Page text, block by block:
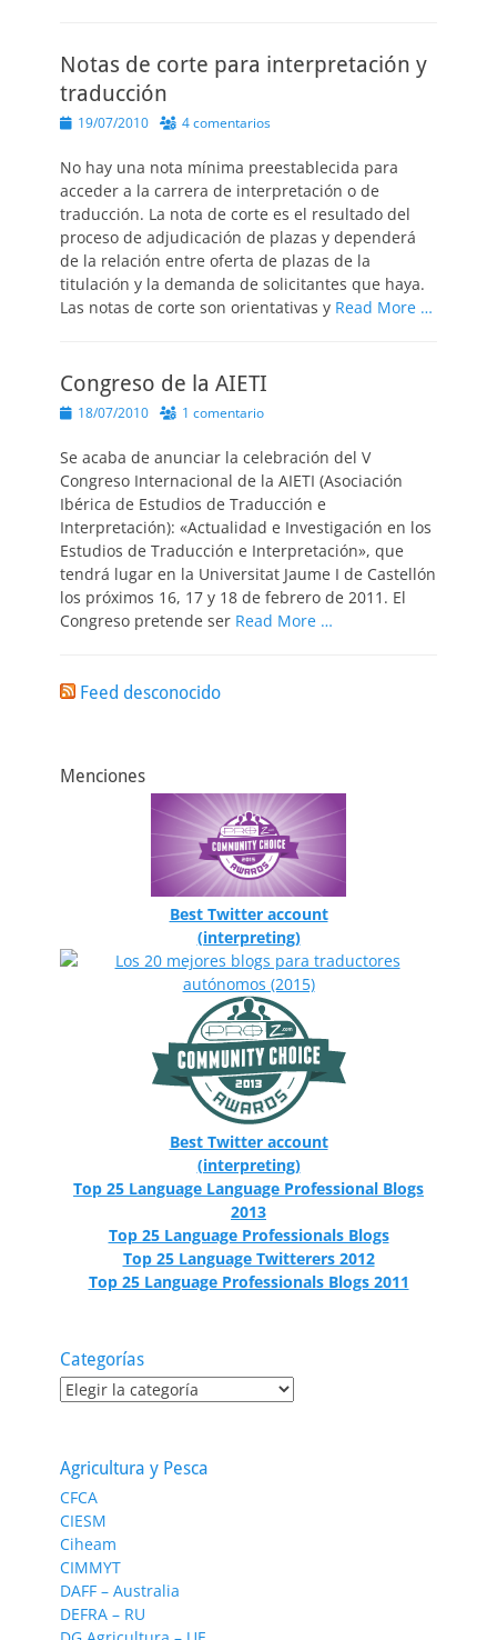
Notas de corte para interpretación y
traducción
Publicado
19/07/2010 4 comentarios
No hay una nota mínima preestablecida para
acceder a la carrera de interpretación o de
traducción. La nota de corte es el resultado del
proceso de adjudicación de plazas y dependerá
de la relación entre oferta de plazas de la
titulación y la demanda de solicitantes que haya.
Las notas de corte son orientativas y Read More …
Congreso de la AIETI
Publicado
18/07/2010 1 comentario
Se acaba de anunciar la celebración del V
Congreso Internacional de la AIETI (Asociación
Ibérica de Estudios de Traducción e
Interpretación): «Actualidad e Investigación en los
Estudios de Traducción e Interpretación», que
tendrá lugar en la Universitat Jaume I de Castellón
los próximos 16, 17 y 18 de febrero de 2011. El
Congreso pretende ser Read More …
Feed desconocido
Menciones
Best Twitter account
(interpreting)
Best Twitter account
(interpreting)
Top 25 Language Language Professional Blogs
2013
Top 25 Language Professionals Blogs
Top 25 Language Twitterers 2012
Top 25 Language Professionals Blogs 2011
Categorías
Categorías
Agricultura y Pesca
CFCA
CIESM
Ciheam
CIMMYT
DAFF – Australia
DEFRA – RU